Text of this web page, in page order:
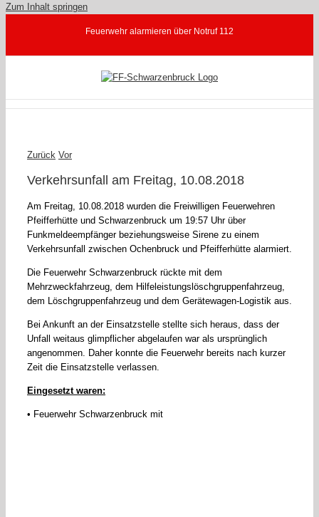
Zum Inhalt springen
Feuerwehr alarmieren über Notruf 112
Zurück Vor
Verkehrsunfall am Freitag, 10.08.2018
Am Freitag, 10.08.2018 wurden die Freiwilligen Feuerwehren
Pfeifferhütte und Schwarzenbruck um 19:57 Uhr über
Funkmeldeempfänger beziehungsweise Sirene zu einem
Verkehrsunfall zwischen Ochenbruck und Pfeifferhütte alarmiert.
Die Feuerwehr Schwarzenbruck rückte mit dem
Mehrzweckfahrzeug, dem Hilfeleistungslöschgruppenfahrzeug,
dem Löschgruppenfahrzeug und dem Gerätewagen-Logistik aus.
Bei Ankunft an der Einsatzstelle stellte sich heraus, dass der
Unfall weitaus glimpflicher abgelaufen war als ursprünglich
angenommen. Daher konnte die Feuerwehr bereits nach kurzer
Zeit die Einsatzstelle verlassen.
Eingesetzt waren:
• Feuerwehr Schwarzenbruck mit